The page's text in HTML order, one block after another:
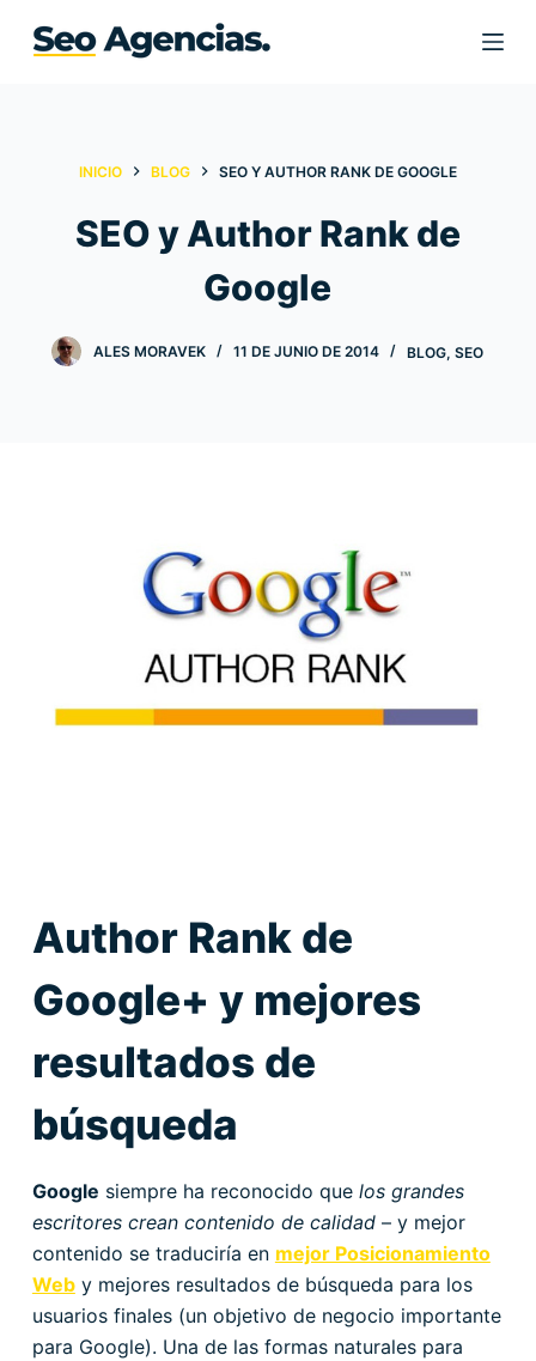
S
a
INICIO BLOG SEO Y AUTHOR RANK DE GOOGLE
SEO y Author Rank de
Google
ALES MORAVEK 11 DE JUNIO DE 2014 BLOG,SEO
Author Rank de
Google+ y mejores
resultados de
búsqueda
Google siempre ha reconocido que los grandes
escritores crean contenido de calidad– y mejor
contenido se traduciría en mejor Posicionamiento
Weby mejores resultados de búsqueda para los
usuarios finales (un objetivo de negocio importante
para Google). Una de las formas naturales para